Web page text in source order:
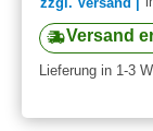
Versand
Lieferung in 1-3